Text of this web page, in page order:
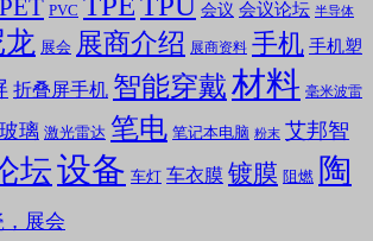
PET PVC 会议 会议论坛 半导体
龙 展会 展商介绍 展商资料 手机 手机塑
折叠屏手机 智能穿戴材料 毫米波雷
璃 激光雷达 笔电 笔记本电脑 粉末 艾邦智
坛设备 车灯 车衣膜 镀膜 阻燃 陶
，展会